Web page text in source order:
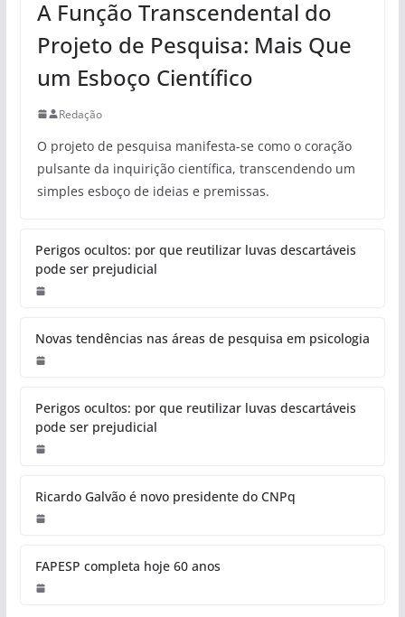
A Função Transcendental do
Projeto de Pesquisa: Mais Que
um Esboço Científico
Redação
O projeto de pesquisa manifesta-se como o coração
pulsante da inquirição científica, transcendendo um
simples esboço de ideias e premissas.
Perigos ocultos: por que reutilizar luvas descartáveis
pode ser prejudicial
Novas tendências nas áreas de pesquisa em psicologia
Perigos ocultos: por que reutilizar luvas descartáveis
pode ser prejudicial
Ricardo Galvão é novo presidente do CNPq
FAPESP completa hoje 60 anos